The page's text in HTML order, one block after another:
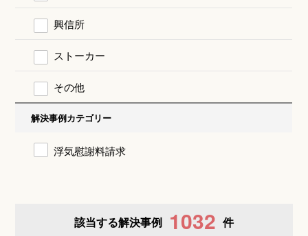
興信所
ストーカー
その他
解決事例カテゴリー
浮気慰謝料請求
該当する解決事例 1032 件